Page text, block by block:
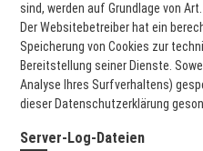
sind, werden auf Grundlage von
Der Websitebetreiber hat ein
Speicherung von Cookies zur
Bereitstellung seiner Dienste.
Analyse Ihres Surfverhaltens)
dieser Datenschutzerklärung
Server-Log-Dateien